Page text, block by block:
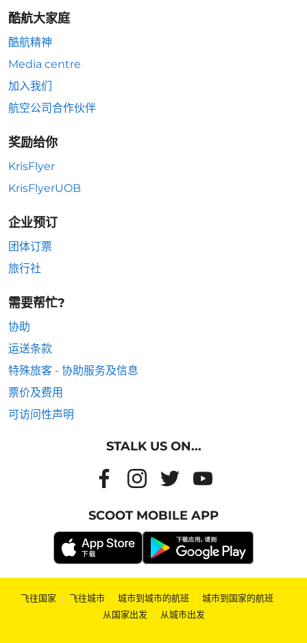
酷航大家庭
酷航精神
Media centre
加入我们
航空公司合作伙伴
奖励给你
KrisFlyer
KrisFlyerUOB
企业预订
团体订票
旅行社
需要帮忙?
协助
运送条款
特殊旅客 - 协助服务及信息
票价及费用
可访问性声明
STALK US ON...
SCOOT MOBILE APP
飞往国家 | 飞往城市 | 城市到城市的航班 | 城市到国家的航班 |
从国家出发 | 从城市出发